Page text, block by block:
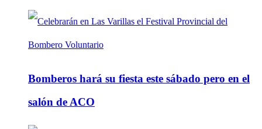
Bomberos hará su fiesta este sábado pero en el
salón de ACO